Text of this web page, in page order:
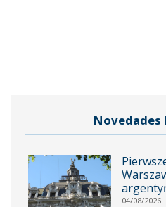
Novedades
04/08/2026